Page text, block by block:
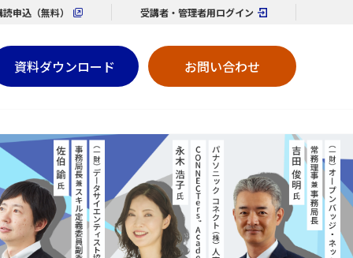
読申込（無料） 受講者・管理者用ログイン
資料ダウンロード お問い合わせ